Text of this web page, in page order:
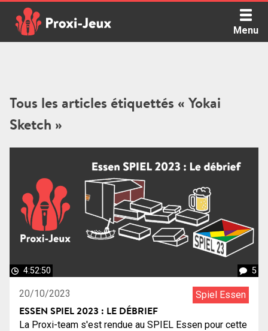
content
Menu
Tous les articles étiquettés « Yokai
Sketch »
4:52:50 5
20/10/2023 Spiel Essen
ESSEN SPIEL 2023 : LE DÉBRIEF
La Proxi-team s'est rendue au SPIEL Essen pour cette